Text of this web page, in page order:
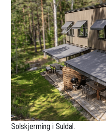
Solskjerming i Suldal.